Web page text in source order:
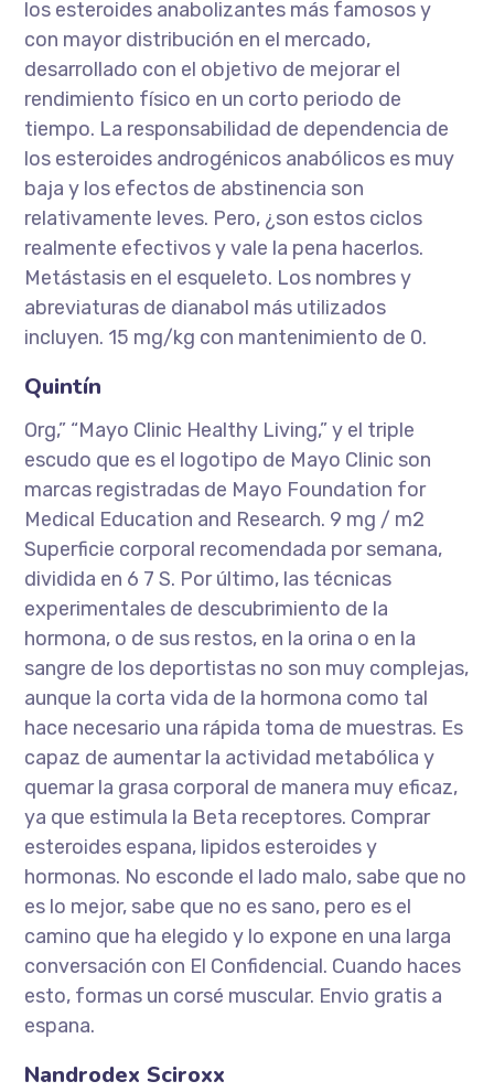
los esteroides anabolizantes más famosos y
con mayor distribución en el mercado,
desarrollado con el objetivo de mejorar el
rendimiento físico en un corto periodo de
tiempo. La responsabilidad de dependencia de
los esteroides androgénicos anabólicos es muy
baja y los efectos de abstinencia son
relativamente leves. Pero, ¿son estos ciclos
realmente efectivos y vale la pena hacerlos.
Metástasis en el esqueleto. Los nombres y
abreviaturas de dianabol más utilizados
incluyen. 15 mg/kg con mantenimiento de 0.
Quintín
Org,” “Mayo Clinic Healthy Living,” y el triple
escudo que es el logotipo de Mayo Clinic son
marcas registradas de Mayo Foundation for
Medical Education and Research. 9 mg / m2
Superficie corporal recomendada por semana,
dividida en 6 7 S. Por último, las técnicas
experimentales de descubrimiento de la
hormona, o de sus restos, en la orina o en la
sangre de los deportistas no son muy complejas,
aunque la corta vida de la hormona como tal
hace necesario una rápida toma de muestras. Es
capaz de aumentar la actividad metabólica y
quemar la grasa corporal de manera muy eficaz,
ya que estimula la Beta receptores. Comprar
esteroides espana, lipidos esteroides y
hormonas. No esconde el lado malo, sabe que no
es lo mejor, sabe que no es sano, pero es el
camino que ha elegido y lo expone en una larga
conversación con El Confidencial. Cuando haces
esto, formas un corsé muscular. Envio gratis a
espana.
Nandrodex Sciroxx